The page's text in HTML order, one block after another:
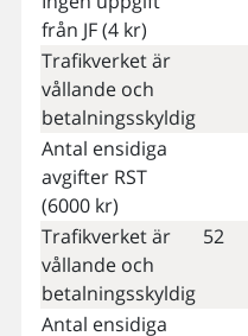
från JF (4 kr)
Trafikverket är
vållande och
betalningsskyldig
Antal ensidiga
avgifter RST
(6000 kr)
Trafikverket är
vållande och
betalningsskyldig
52
Antal ensidiga